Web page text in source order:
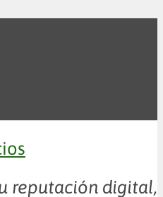
reputación digital,